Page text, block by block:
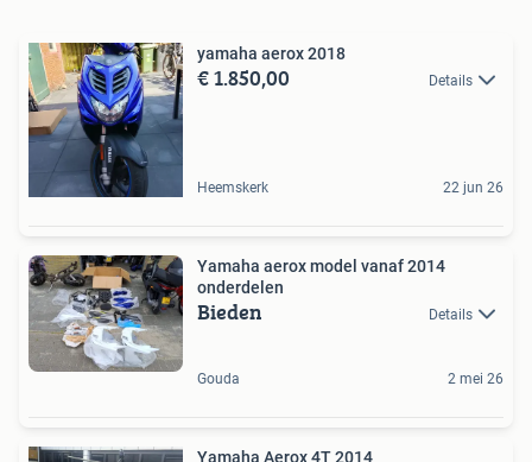
yamaha aerox 2018
€ 1.850,00 Details
Heemskerk 22 jun 26
Yamaha aerox model vanaf 2014
onderdelen
Bieden Details
Gouda 2 mei 26
Yamaha Aerox 4T 2014